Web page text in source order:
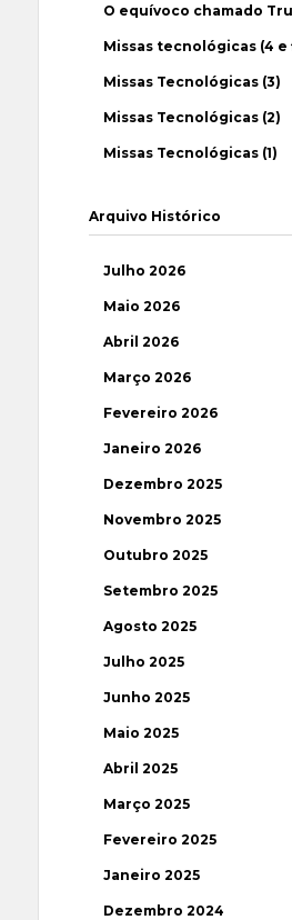
O equívoco chamado
Missas tecnológicas (4 e
Missas Tecnológicas (3)
Missas Tecnológicas (2)
Missas Tecnológicas (1)
Arquivo Histórico
Julho 2026
Maio 2026
Abril 2026
Março 2026
Fevereiro 2026
Janeiro 2026
Dezembro 2025
Novembro 2025
Outubro 2025
Setembro 2025
Agosto 2025
Julho 2025
Junho 2025
Maio 2025
Abril 2025
Março 2025
Fevereiro 2025
Janeiro 2025
Dezembro 2024